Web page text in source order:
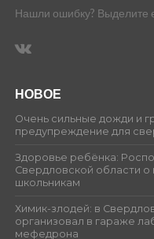
Нашли ошибку? Выделите
НОВОЕ
Очень сильные дожди и
предупреждение для
Здоровье ребёнка:
Свердловской области о
школьникам
Химик-злодей: в
организовал в гараже
мефедрона